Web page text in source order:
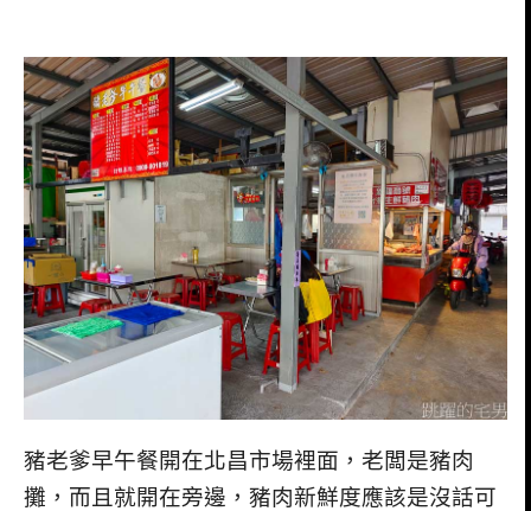
豬老爹早午餐開在北昌市場裡面，老闆是豬肉
攤，而且就開在旁邊，豬肉新鮮度應該是沒話可